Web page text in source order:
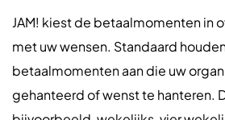
JAM! kiest de betaalmomenten in
met uw wensen. Standaard
betaalmomenten aan die uw
gehanteerd of wenst te hanteren.